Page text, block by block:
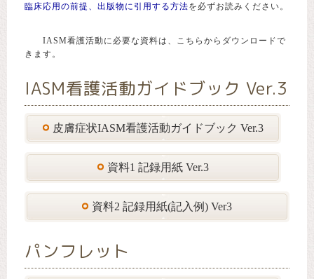
臨床応用の前提、出版物に引用する方法を必ずお読みください。
IASM看護活動に必要な資料は、こちらからダウンロードで
きます。
IASM看護活動ガイドブック Ver.3
皮膚症状IASM看護活動ガイドブック Ver.3
資料1 記録用紙 Ver.3
資料2 記録用紙(記入例) Ver3
パンフレット